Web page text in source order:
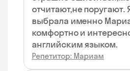
отчитают,не поругают.
выбрала именно
комфортно и
английским языком.
Репетитор: Мариам